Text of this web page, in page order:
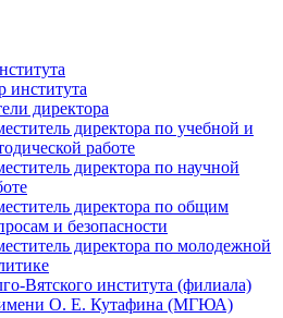
института
директора
директора по учебной и
работе
директора по научной
директора по общим
и безопасности
директора по молодежной
Вятского института (филиала)
имени О. Е. Кутафина (МГЮА)